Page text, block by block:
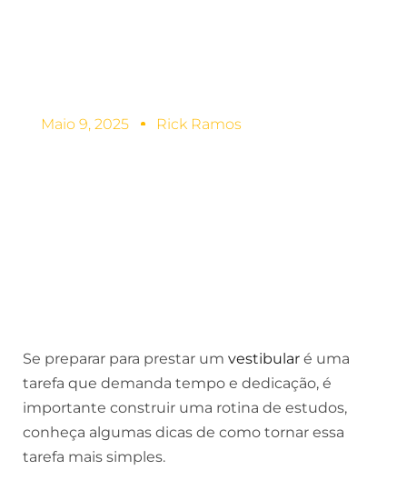
Maio 9, 2025 Rick Ramos
Se preparar para prestar um vestibular é uma
tarefa que demanda tempo e dedicação, é
importante construir uma rotina de estudos,
conheça algumas dicas de como tornar essa
tarefa mais simples.